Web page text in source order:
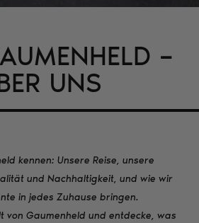
GESCHENKIDEEN
–
UNS
kennen: Unsere Reise, unsere
und Nachhaltigkeit, und wie wir
in jedes Zuhause bringen.
von Gaumenheld und entdecke, was